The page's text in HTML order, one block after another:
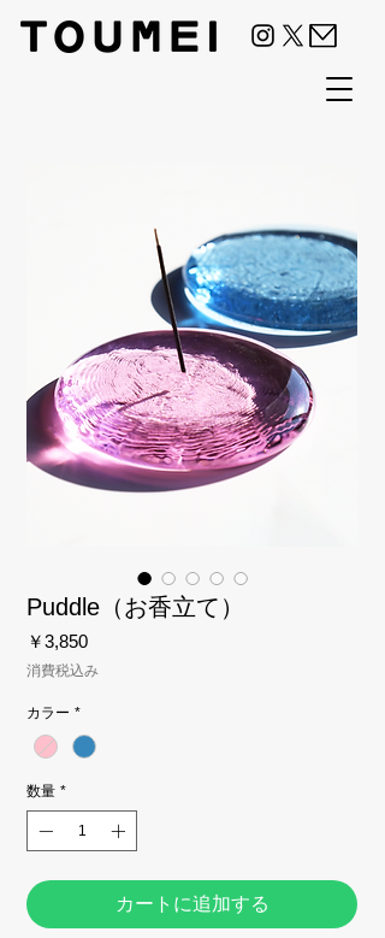
Puddle（お香立て）
￥3,850価
格
消費税込み
カラー *
数量 *
カートに追加する